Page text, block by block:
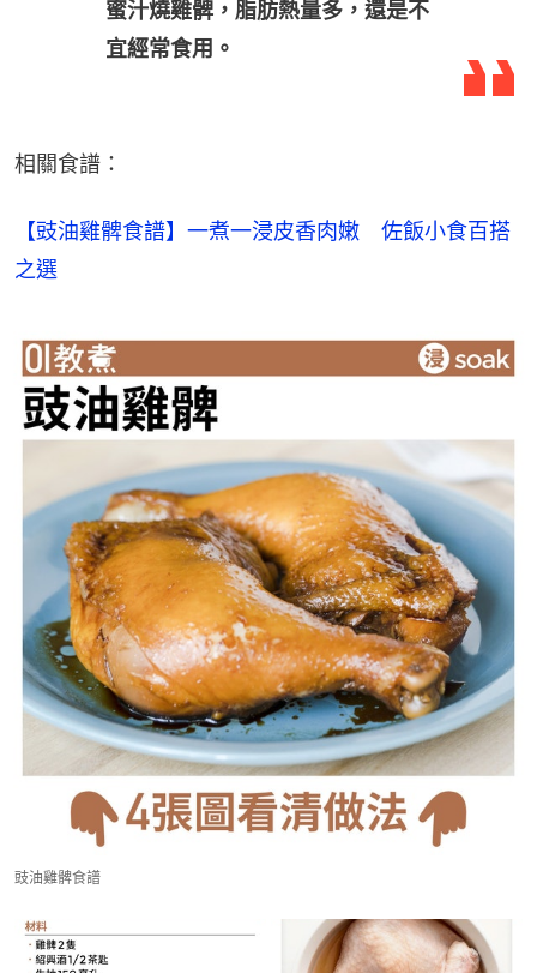
蜜汁燒雞髀，脂肪熱量多，還是不
宜經常食用。
相關食譜：
【豉油雞髀食譜】一煮一浸皮香肉嫩　佐飯小食百搭
之選
豉油雞髀食譜